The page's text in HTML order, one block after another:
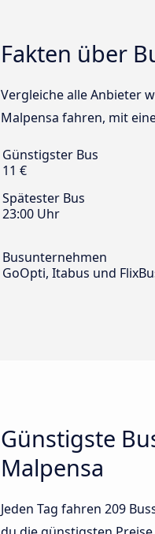
Fakten über
Vergleiche alle Anbieter
Malpensa fahren, mit
Günstigster Bus
11 €
Spätester Bus
23:00 Uhr
Busunternehmen
GoOpti, Itabus und
Günstigste
Malpensa
Jeden Tag fahren 209